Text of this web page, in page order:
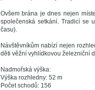
Ovšem brána je dnes nejen
společenská setkání. Tradicí se
času).
Návštěvníkům nabízí nejen
děti věžní vyhlídkovou železniční
Nadmořská výška:
Výška rozhledny: 52 m
Počet schodů: 156